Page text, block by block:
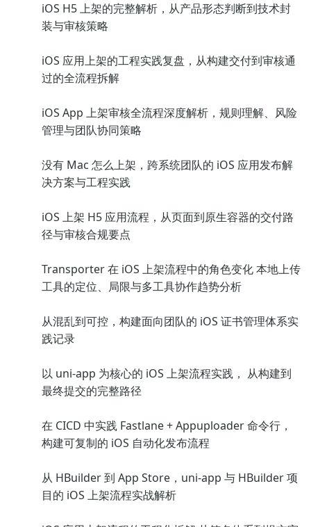
iOS H5 上架的完整解析，从产品形态判断到技术封
装与审核策略
iOS 应用上架的工程实践复盘，从构建交付到审核通
过的全流程拆解
iOS App 上架审核全流程深度解析，规则理解、风险
管理与团队协同策略
没有 Mac 怎么上架，跨系统团队的 iOS 应用发布解
决方案与工程实践
iOS 上架 H5 应用流程，从页面到原生容器的交付路
径与审核合规要点
Transporter 在 iOS 上架流程中的角色变化 本地上传
工具的定位、局限与多工具协作趋势分析
从混乱到可控，构建面向团队的 iOS 证书管理体系实
践记录
以 uni-app 为核心的 iOS 上架流程实践， 从构建到
最终提交的完整路径
在 CICD 中实践 Fastlane + Appuploader 命令行，
构建可复制的 iOS 自动化发布流程
从 HBuilder 到 App Store，uni-app 与 HBuilder 项
目的 iOS 上架流程实战解析